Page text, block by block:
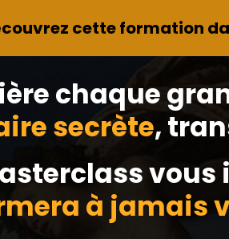
cette formation
chaque
secrète,
à jamais